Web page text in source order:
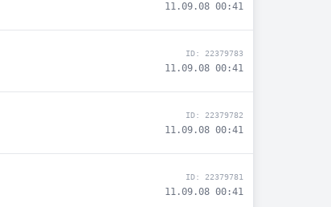
11.09.08 00:41
ID: 22379783
11.09.08 00:41
ID: 22379782
11.09.08 00:41
ID: 22379781
11.09.08 00:41